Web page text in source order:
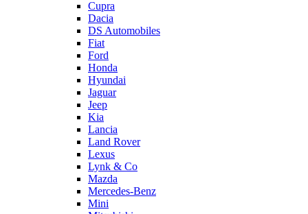
Cupra
Dacia
DS Automobiles
Fiat
Ford
Honda
Hyundai
Jaguar
Jeep
Kia
Lancia
Land Rover
Lexus
Lynk & Co
Mazda
Mercedes-Benz
Mini